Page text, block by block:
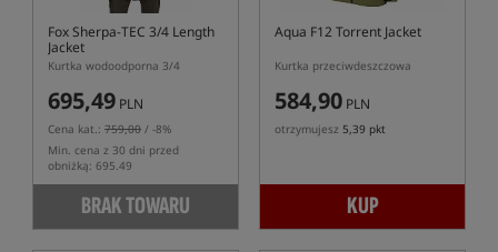
Fox Sherpa-TEC 3/4 Length
Jacket
Kurtka wodoodporna 3/4
695,49 PLN
Cena kat.: 759,00 / -8%
Min. cena z 30 dni przed
obniżką: 695.49
BRAK TOWARU
Aqua F12 Torrent Jacket
Kurtka przeciwdeszczowa
584,90 PLN
otrzymujesz 5,39 pkt
KUP